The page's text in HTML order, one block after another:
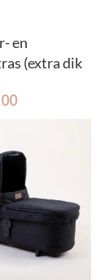
en
(extra dik